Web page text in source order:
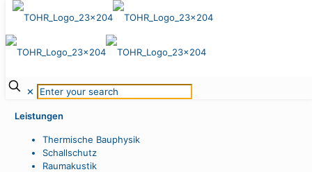
✕
Green Wave
Essen, 2009–2011
Leistungen
Thermische Bauphysik
Schallschutz
Raumakustik